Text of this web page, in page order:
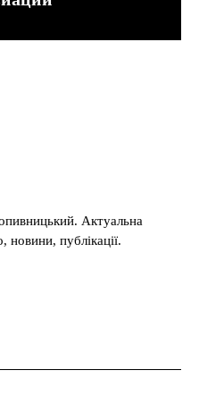
Актуальна
новини, публікації.